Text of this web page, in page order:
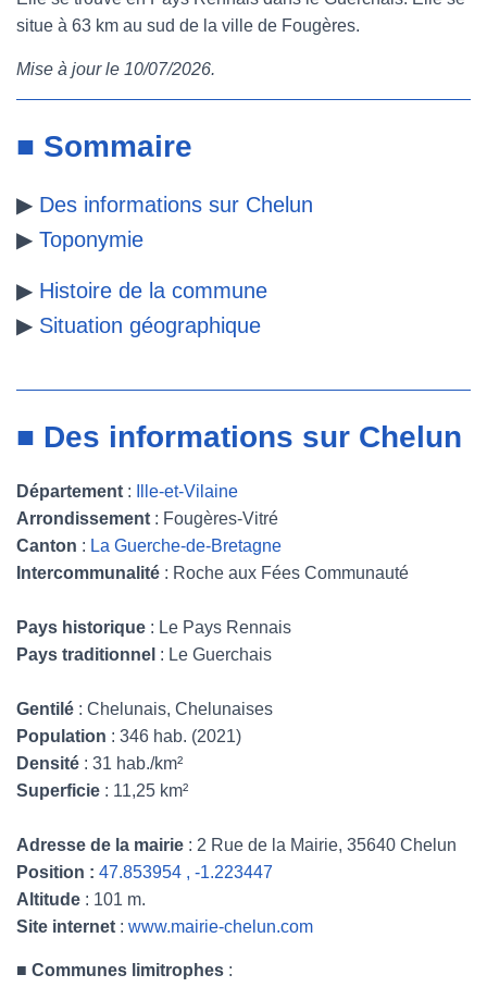
e
b
o
k
t
t
r
t
e
e
s
b
situe à 63 km au sud de la ville de Fougères.
Mise à jour le 10/07/2026.
■ Sommaire
▶ Des informations sur Chelun
▶ Toponymie
▶ Histoire de la commune
▶ Situation géographique
■ Des informations sur Chelun
Département :
Ille-et-Vilaine
Arrondissement : Fougères-Vitré
Canton : La Guerche-de-Bretagne
Intercommunalité : Roche aux Fées Communauté
Pays historique : Le Pays Rennais
Pays traditionnel : Le Guerchais
Gentilé : Chelunais, Chelunaises
Population : 346 hab. (2021)
Densité : 31 hab./km²
Superficie : 11,25 km²
Adresse de la mairie : 2 Rue de la Mairie, 35640 Chelun
Position : 47.853954 , -1.223447
Altitude : 101 m.
Site internet : www.mairie-chelun.com
■ Communes limitrophes :